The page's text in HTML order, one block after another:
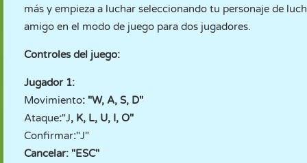
más y empieza a luchar seleccionando tu personaje de
amigo en el modo de juego para dos jugadores.
Controles del juego:
Jugador 1:
Movimiento: "W, A, S, D"
Ataque:"J, K, L, U, I, O"
Confirmar:"J"
Cancelar: "ESC"